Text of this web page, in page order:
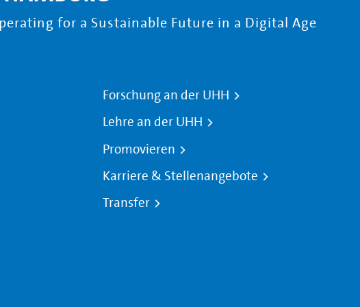
for a Sustainable Future in a Digital Age
Forschung an der UHH
Lehre an der UHH
Promovieren
Karriere & Stellenangebote
Transfer